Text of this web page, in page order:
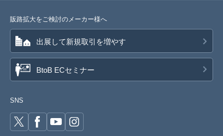
販路拡大をご検討のメーカー様へ
出展して新規取引を増やす
BtoB ECセミナー
SNS